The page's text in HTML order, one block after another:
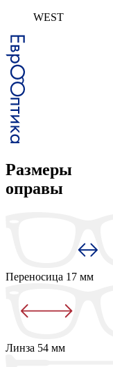
WEST
Размеры
оправы
Переносица 17 мм
Линза 54 мм